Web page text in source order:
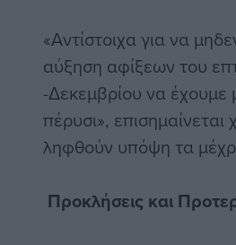
«Αντίστοιχα για να
αύξηση αφίξεων του
-Δεκεμβρίου να έχουμε
πέρυσι»,
ληφθούν υπόψη τα
Προκλήσεις και